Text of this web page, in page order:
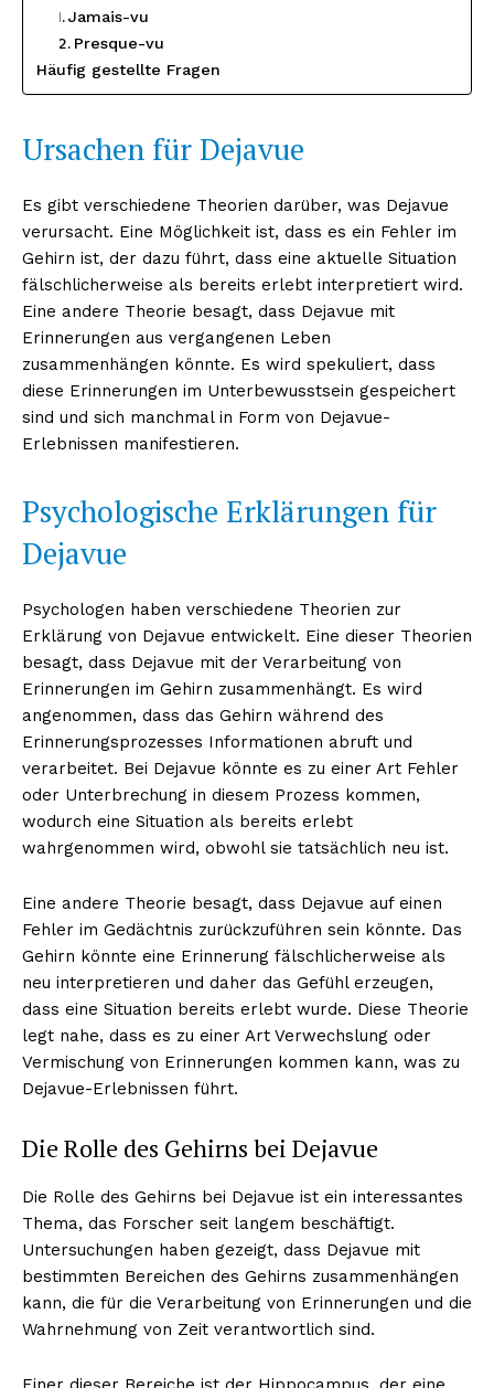
Jamais-vu
Presque-vu
Häufig gestellte Fragen
Ursachen für Dejavue
Es gibt verschiedene Theorien darüber, was Dejavue
verursacht. Eine Möglichkeit ist, dass es ein Fehler im
Gehirn ist, der dazu führt, dass eine aktuelle Situation
fälschlicherweise als bereits erlebt interpretiert wird.
Eine andere Theorie besagt, dass Dejavue mit
Erinnerungen aus vergangenen Leben
zusammenhängen könnte. Es wird spekuliert, dass
diese Erinnerungen im Unterbewusstsein gespeichert
sind und sich manchmal in Form von Dejavue-
Erlebnissen manifestieren.
Psychologische Erklärungen für
Dejavue
Psychologen haben verschiedene Theorien zur
Erklärung von Dejavue entwickelt. Eine dieser Theorien
besagt, dass Dejavue mit der Verarbeitung von
Erinnerungen im Gehirn zusammenhängt. Es wird
angenommen, dass das Gehirn während des
Erinnerungsprozesses Informationen abruft und
verarbeitet. Bei Dejavue könnte es zu einer Art Fehler
oder Unterbrechung in diesem Prozess kommen,
wodurch eine Situation als bereits erlebt
wahrgenommen wird, obwohl sie tatsächlich neu ist.
Eine andere Theorie besagt, dass Dejavue auf einen
Fehler im Gedächtnis zurückzuführen sein könnte. Das
Gehirn könnte eine Erinnerung fälschlicherweise als
neu interpretieren und daher das Gefühl erzeugen,
dass eine Situation bereits erlebt wurde. Diese Theorie
legt nahe, dass es zu einer Art Verwechslung oder
Vermischung von Erinnerungen kommen kann, was zu
Dejavue-Erlebnissen führt.
Die Rolle des Gehirns bei Dejavue
Die Rolle des Gehirns bei Dejavue ist ein interessantes
Thema, das Forscher seit langem beschäftigt.
Untersuchungen haben gezeigt, dass Dejavue mit
bestimmten Bereichen des Gehirns zusammenhängen
kann, die für die Verarbeitung von Erinnerungen und die
Wahrnehmung von Zeit verantwortlich sind.